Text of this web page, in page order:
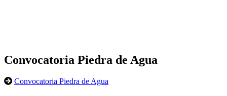
Convocatoria Piedra de Agua
Convocatoria Piedra de Agua